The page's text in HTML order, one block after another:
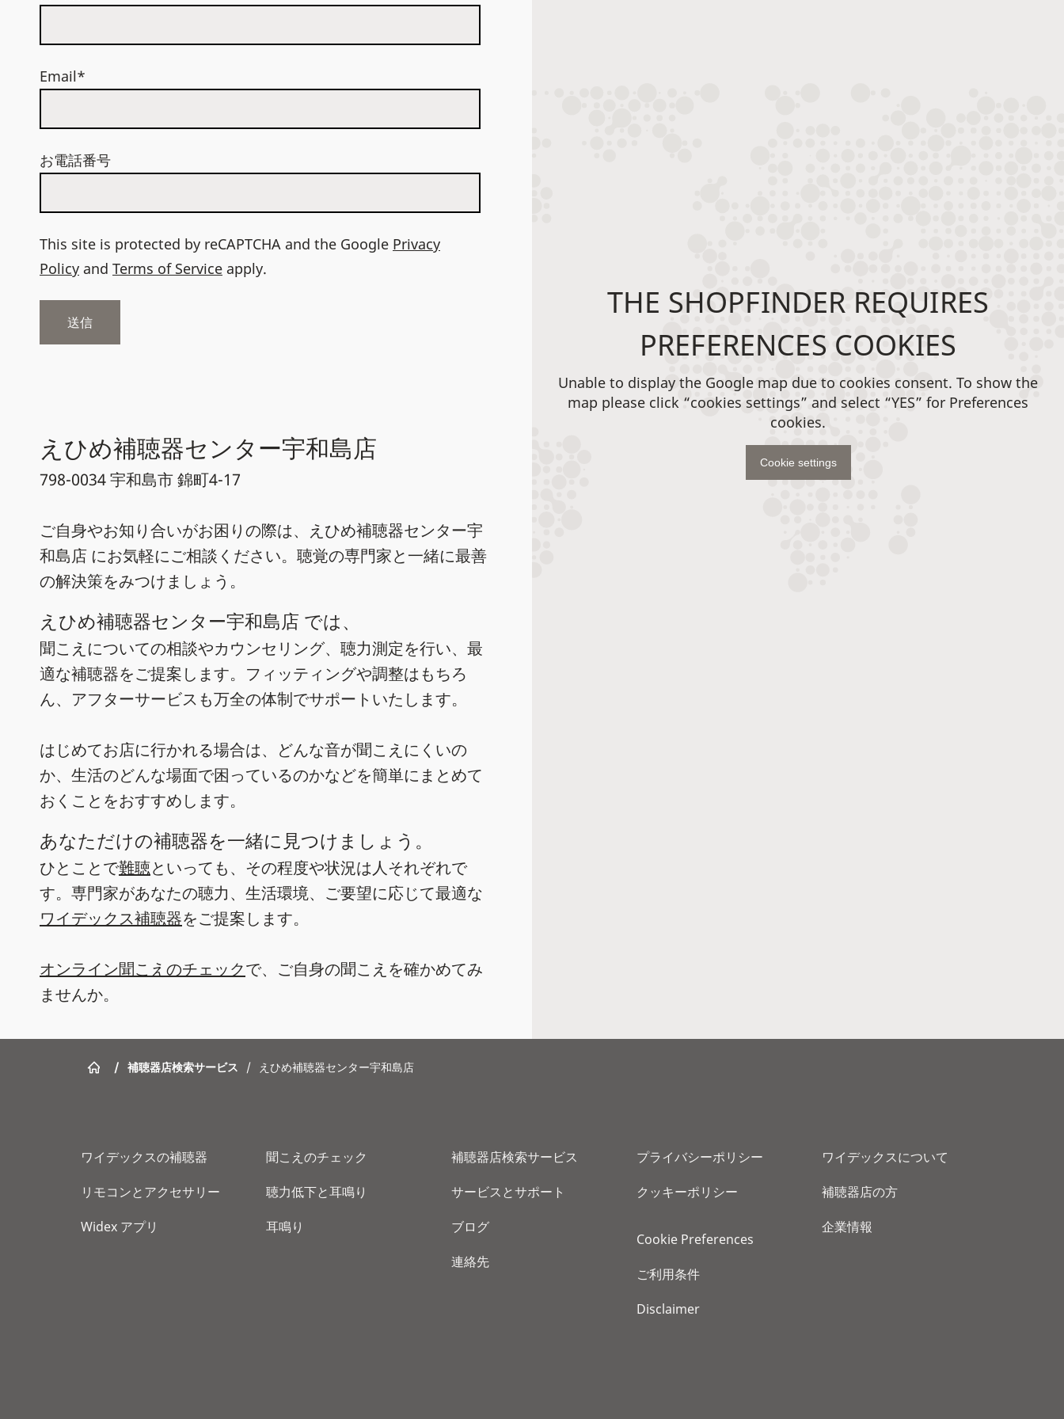
Email*
お電話番号
This site is protected by reCAPTCHA and the Google Privacy
Policy and Terms of Service apply.
えひめ補聴器センター宇和島店
798-0034 宇和島市 錦町4-17
ご自身やお知り合いがお困りの際は、えひめ補聴器センター宇
和島店 にお気軽にご相談ください。聴覚の専門家と一緒に最善
の解決策をみつけましょう。
えひめ補聴器センター宇和島店 では、
聞こえについての相談やカウンセリング、聴力測定を行い、最
適な補聴器をご提案します。フィッティングや調整はもちろ
ん、アフターサービスも万全の体制でサポートいたします。
はじめてお店に行かれる場合は、どんな音が聞こえにくいの
か、生活のどんな場面で困っているのかなどを簡単にまとめて
おくことをおすすめします。
あなただけの補聴器を一緒に見つけましょう。
ひとことで難聴といっても、その程度や状況は人それぞれで
す。専門家があなたの聴力、生活環境、ご要望に応じて最適な
ワイデックス補聴器をご提案します。
オンライン聞こえのチェックで、ご自身の聞こえを確かめてみ
ませんか。
THE SHOPFINDER REQUIRES
PREFERENCES COOKIES
Unable to display the Google map due to cookies consent. To show the
map please click “cookies settings” and select “YES” for Preferences
cookies.
Cookie settings
/ 補聴器店検索サービス / えひめ補聴器センター宇和島店
ワイデックスの補聴器
リモコンとアクセサリー
Widex アプリ
聞こえのチェック
聴力低下と耳鳴り
耳鳴り
補聴器店検索サービス
サービスとサポート
ブログ
連絡先
プライバシーポリシー
クッキーポリシー
Cookie Preferences
ご利用条件
Disclaimer
ワイデックスについて
補聴器店の方
企業情報